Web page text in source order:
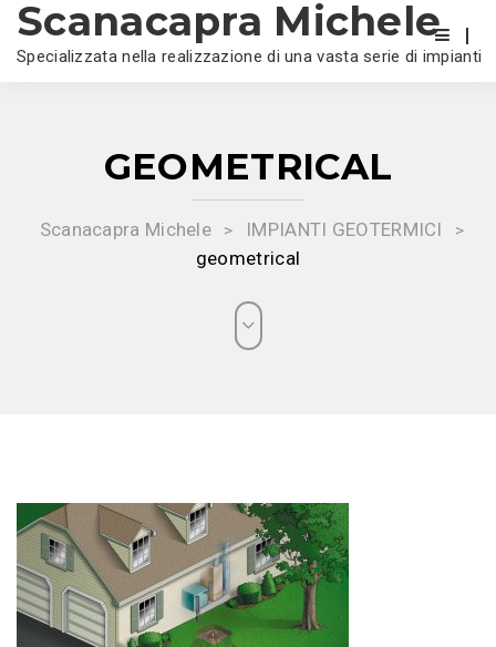
Scanacapra Michele
Specializzata nella realizzazione di una vasta serie di impianti
GEOMETRICAL
Scanacapra Michele > IMPIANTI GEOTERMICI >
geometrical